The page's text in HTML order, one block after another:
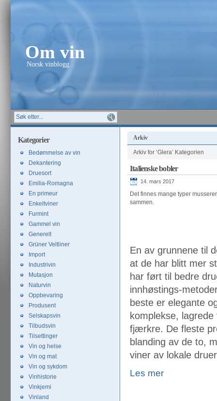
Om vin
Norsk vinblogg
Arkiv
Arkiv for ‘Glera’ Kategorien
Italienske bobler
14. mars 2017
Det finnes mange typer
sammen.
En av grunnene til
at de har blitt mer
har ført til bedre
innhøstings-
beste er elegante
komplekse,
fjærkre. De fleste
blanding av de to,
viner av lokale
Les mer
Kategorier
Bedømmelse av vin
Dekantering
Druesort
Emilia-Romagna
En primeur
Enkeltviner
Furmint
Gammel vin
Generelt
Grüner Veltliner
Import
Industrivin
Mutasjon
Naturvin
Oppbevaring
Produsent
Selskapsvin
Tilbudsvin
Tilsettinger
Vin og helse
Vin og mat
Vin og sykdom
Vinhistorie
Vinkjemi
Vinland